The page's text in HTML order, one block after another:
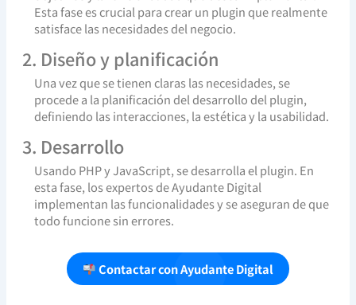
Esta fase es crucial para crear un plugin que realmente
satisface las necesidades del negocio.
2. Diseño y planificación
Una vez que se tienen claras las necesidades, se
procede a la planificación del desarrollo del plugin,
definiendo las interacciones, la estética y la usabilidad.
3. Desarrollo
Usando PHP y JavaScript, se desarrolla el plugin. En
esta fase, los expertos de Ayudante Digital
implementan las funcionalidades y se aseguran de que
todo funcione sin errores.
Contactar con Ayudante Digital